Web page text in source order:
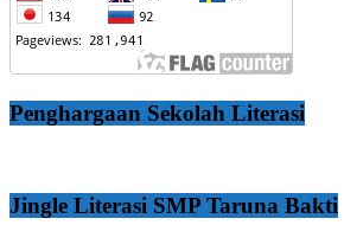
Penghargaan Sekolah Literasi
Jingle Literasi SMP Taruna Bakti